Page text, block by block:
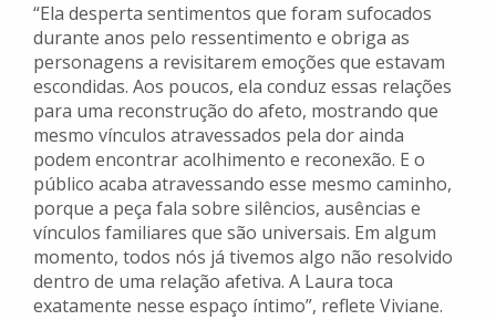
“Ela desperta sentimentos que foram sufocados
durante anos pelo ressentimento e obriga as
personagens a revisitarem emoções que estavam
escondidas. Aos poucos, ela conduz essas relações
para uma reconstrução do afeto, mostrando que
mesmo vínculos atravessados pela dor ainda
podem encontrar acolhimento e reconexão. E o
público acaba atravessando esse mesmo caminho,
porque a peça fala sobre silêncios, ausências e
vínculos familiares que são universais. Em algum
momento, todos nós já tivemos algo não resolvido
dentro de uma relação afetiva. A Laura toca
exatamente nesse espaço íntimo”, reflete Viviane.